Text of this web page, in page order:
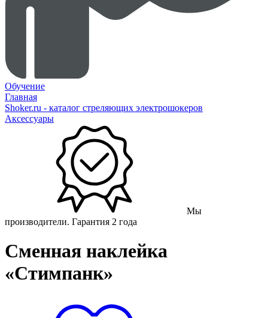
Обучение
Главная
Shoker.ru - каталог стреляющих электрошокеров
Аксессуары
Мы
производители. Гарантия 2 года
Сменная наклейка
«Стимпанк»